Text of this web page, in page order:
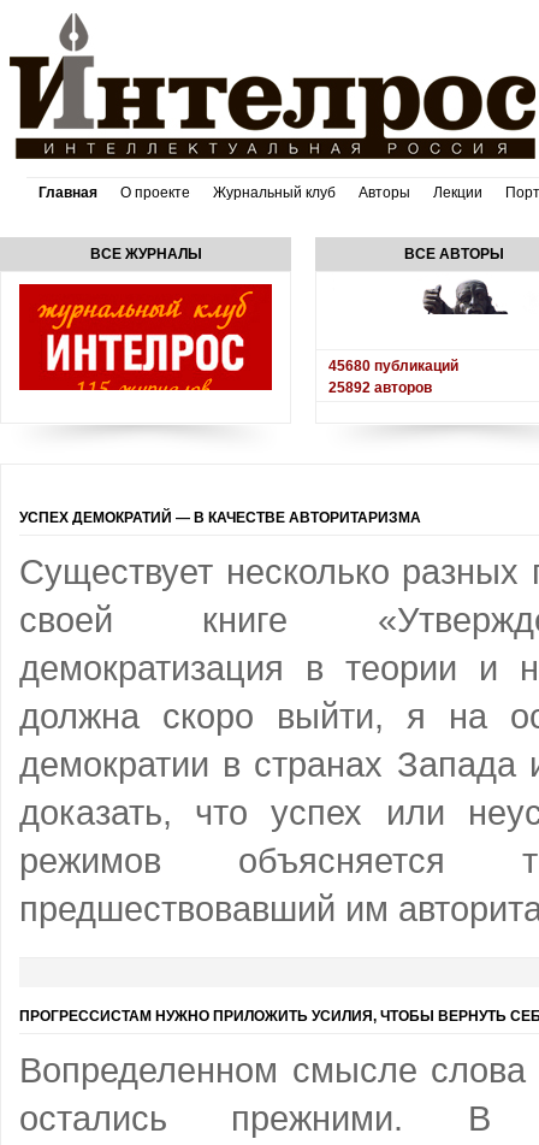
Главная О проекте Журнальный клуб Авторы Лекции
ВСЕ ЖУРНАЛЫ ВСЕ АВТОРЫ
45680 публикаций
25892 авторов
УСПЕХ ДЕМОКРАТИЙ — В КАЧЕСТВЕ АВТОРИТАРИЗМА
Существует несколько
своей книге
демократизация в теории и
должна скоро выйти, я на
демократии в странах Запада
доказать, что успех или
режимов
предшествовавший им
ПРОГРЕССИСТАМ НУЖНО ПРИЛОЖИТЬ УСИЛИЯ, ЧТОБЫ ВЕРНУТЬ
Вопределенном смысле слова
остались прежними. В